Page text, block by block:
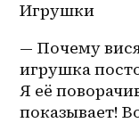
Игрушки
— Почему
игрушка
Я её
показывает!